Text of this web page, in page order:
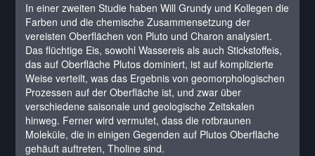
In einer zweiten Studie haben Will Grundy und Kollegen die
Farben und die chemische Zusammensetzung der
vereisten Oberflächen von Pluto und Charon analysiert.
Das flüchtige Eis, sowohl Wassereis als auch Stickstoffeis,
das auf Oberfläche Plutos dominiert, ist auf komplizierte
Weise verteilt, was das Ergebnis von geomorphologischen
Prozessen auf der Oberfläche ist, und zwar über
verschiedene saisonale und geologische Zeitskalen
hinweg. Ferner wird vermutet, dass die rotbraunen
Moleküle, die in einigen Gegenden auf Plutos Oberfläche
gehäuft auftreten, Tholine sind.